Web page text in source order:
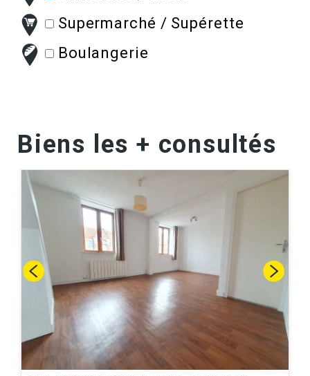
Supermarché / Supérette
Boulangerie
Biens les + consultés